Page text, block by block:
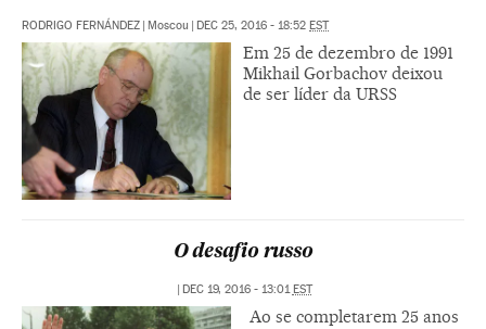
RODRIGO FERNÁNDEZ Moscou DEC 25, 2016 - 18:52 EST
Em 25 de dezembro de 1991
Mikhail Gorbachov deixou
de ser líder da URSS
O desafio russo
DEC 19, 2016 - 13:01 EST
Ao se completarem 25 anos